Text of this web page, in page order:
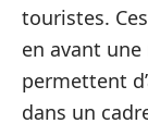
touristes.
en avant
permettent
dans un